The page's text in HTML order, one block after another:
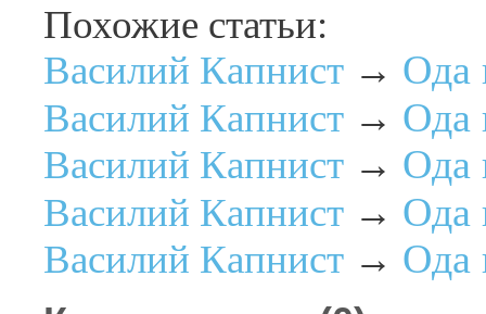
Похожие статьи:
Василий Капнист → Ода
Василий Капнист → Ода
Василий Капнист → Ода
Василий Капнист → Ода
Василий Капнист → Ода